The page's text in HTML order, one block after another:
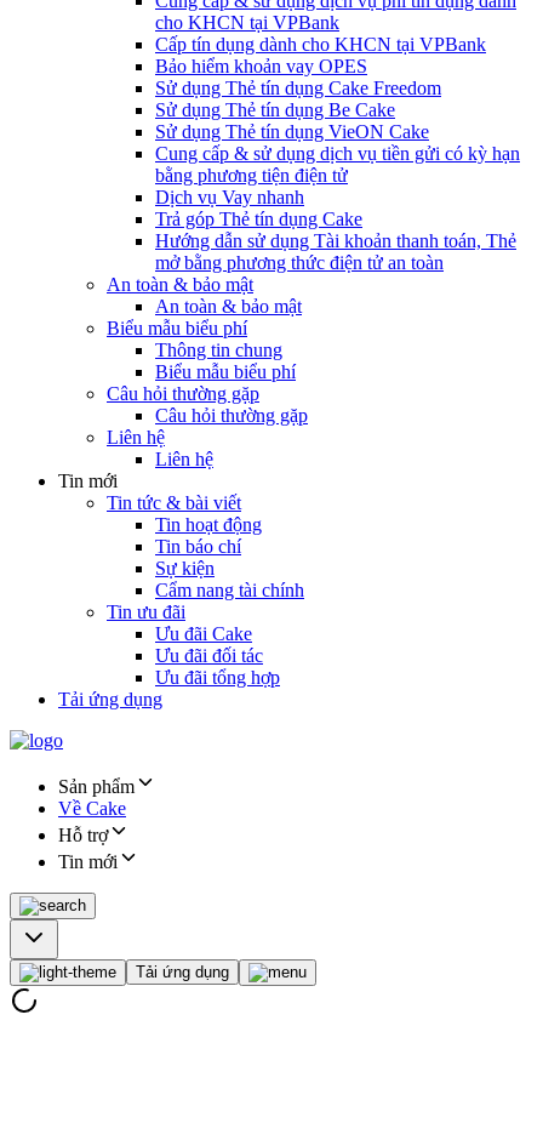
cho KHCN tại VPBank
Cấp tín dụng dành cho KHCN tại VPBank
Bảo hiểm khoản vay OPES
Sử dụng Thẻ tín dụng Cake Freedom
Sử dụng Thẻ tín dụng Be Cake
Sử dụng Thẻ tín dụng VieON Cake
Cung cấp & sử dụng dịch vụ tiền gửi có kỳ hạn
bằng phương tiện điện tử
Dịch vụ Vay nhanh
Trả góp Thẻ tín dụng Cake
Hướng dẫn sử dụng Tài khoản thanh toán, Thẻ
mở bằng phương thức điện tử an toàn
An toàn & bảo mật
An toàn & bảo mật
Biểu mẫu biểu phí
Thông tin chung
Biểu mẫu biểu phí
Câu hỏi thường gặp
Câu hỏi thường gặp
Liên hệ
Liên hệ
Tin mới
Tin tức & bài viết
Tin hoạt động
Tin báo chí
Sự kiện
Cẩm nang tài chính
Tin ưu đãi
Ưu đãi Cake
Ưu đãi đối tác
Ưu đãi tổng hợp
Tải ứng dụng
Sản phẩm
Về Cake
Hỗ trợ
Tin mới
Tải ứng dụng